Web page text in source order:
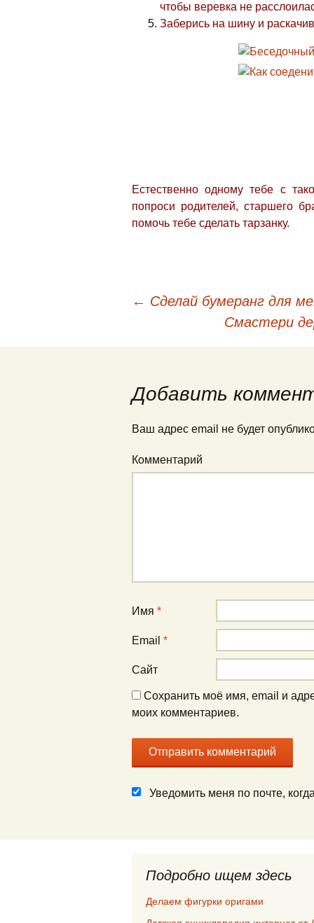
чтобы веревка не
Заберись на шину и
Естественно одному тебе с
попроси родителей, старшего
помочь тебе сделать тарзанку.
Навигация по
← Сделай бумеранг для
Смастери
Добавить
Ваш адрес email не будет
Комментарий
Имя *
Email *
Сайт
Сохранить моё имя, email и
моих комментариев.
Уведомить меня по почте,
Подробно ищем здесь
Делаем фигурки оригами